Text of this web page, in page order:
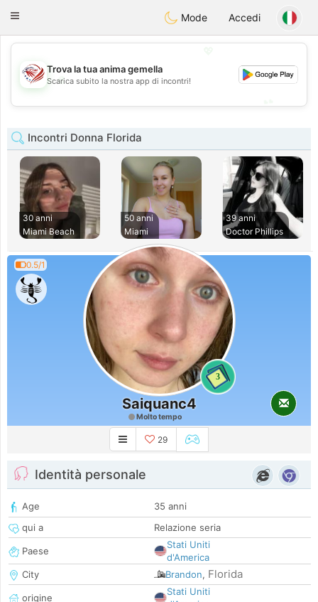
StatesDating
Toggle
Mode Accedi
💖
💕
Trova la tua anima gemella
Scarica subito la nostra app di incontri!
Incontri Donna Florida
30 anni
Miami Beach
50 anni
Miami
39 anni
Doctor Phillips
0.5/1
3
Saiquanc4
Molto tempo
29
Identità personale
Age
35 anni
qui a
Relazione seria
Paese
Stati Uniti
d'America
City
Brandon, Florida
origine
Stati Uniti